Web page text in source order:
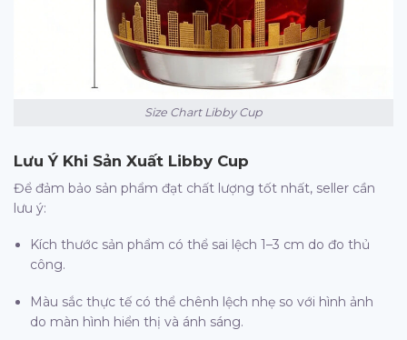
Size Chart Libby Cup
Lưu Ý Khi Sản Xuất Libby Cup
Để đảm bảo sản phẩm đạt chất lượng tốt nhất, seller cần
lưu ý:
Kích thước sản phẩm có thể sai lệch 1–3 cm do đo thủ
công.
Màu sắc thực tế có thể chênh lệch nhẹ so với hình ảnh
do màn hình hiển thị và ánh sáng.